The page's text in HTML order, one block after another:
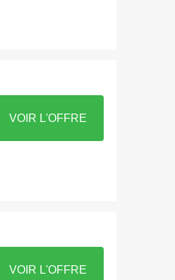
VOIR L'OFFRE
VOIR L'OFFRE